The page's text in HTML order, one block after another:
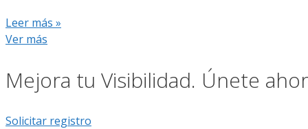
Leer más »
Ver más
Mejora tu Visibilidad. Únete
Solicitar registro